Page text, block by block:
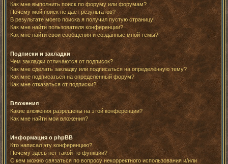
Как мне выполнить поиск по форуму или форумам?
Почему мой поиск не даёт результатов?
В результате моего поиска я получил пустую страницу!
Как мне найти пользователя конференции?
Как мне найти свои сообщения и созданные мной темы?
Подписки и закладки
Чем закладки отличаются от подписок?
Как мне сделать закладку или подписаться на определённую тему?
Как мне подписаться на определённый форум?
Как мне отказаться от подписки?
Вложения
Какие вложения разрешены на этой конференции?
Как мне найти мои вложения?
Информация о phpBB
Кто написал эту конференцию?
Почему здесь нет такой-то функции?
С кем можно связаться по вопросу некорректного использования и/или